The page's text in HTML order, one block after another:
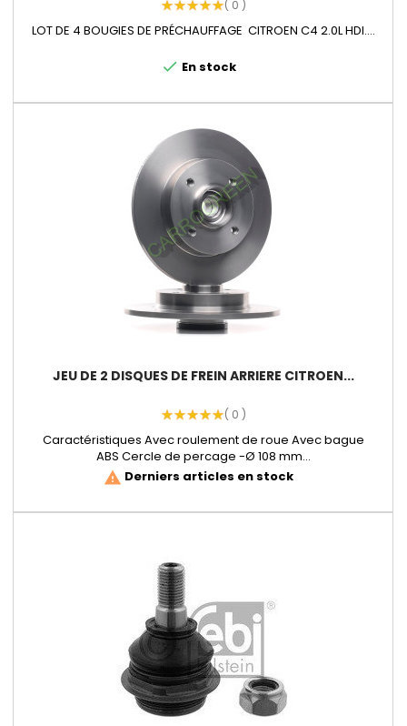
( 0 )
LOT DE 4 BOUGIES DE PRÉCHAUFFAGE CITROEN C4 2.0L HDI....
check En stock
JEU DE 2 DISQUES DE FREIN ARRIERE CITROEN...
( 0 )
Caractéristiques Avec roulement de roue Avec bague
ABS Cercle de percage -Ø 108 mm...
warning Derniers articles en stock